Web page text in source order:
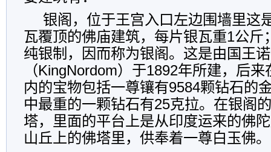
银阁，位于王宫入口左边围墙里这
瓦覆顶的佛庙建筑，每片银瓦重1公斤
纯银制，因而称为银阁。这是由国王
（KingNordom）于1892年所建，后
内的宝物包括一尊镶有9584颗钻石的
中最重的一颗钻石有25克拉。在银阁
塔，里面的平台上是从印度运来的佛
山丘上的佛塔里，供奉着一尊白玉佛。